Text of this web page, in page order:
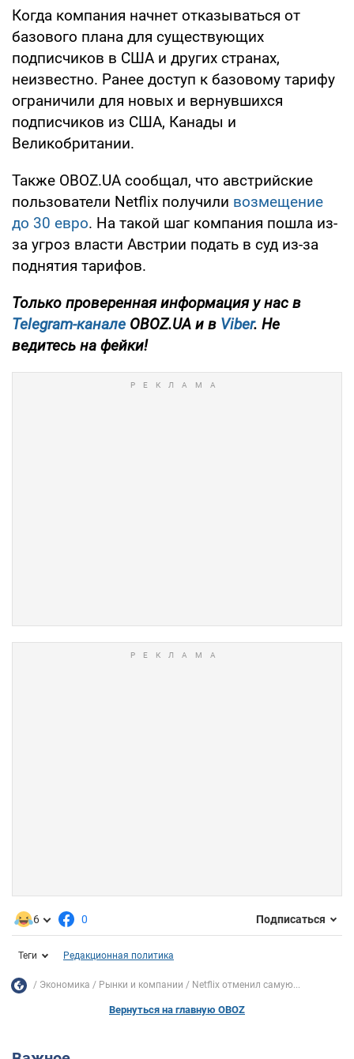
Когда компания начнет отказываться от
базового плана для существующих
подписчиков в США и других странах,
неизвестно. Ранее доступ к базовому тарифу
ограничили для новых и вернувшихся
подписчиков из США, Канады и
Великобритании.
Также OBOZ.UA сообщал, что австрийские
пользователи Netflix получили возмещение
до 30 евро. На такой шаг компания пошла из-
за угроз власти Австрии подать в суд из-за
поднятия тарифов.
Только проверенная информация у нас в
Telegram-канале OBOZ.UA и в Viber. Не
ведитесь на фейки!
6 0 Подписаться
Теги Редакционная политика
Экономика Рынки и компании Netflix отменил самую...
Вернуться на главную OBOZ